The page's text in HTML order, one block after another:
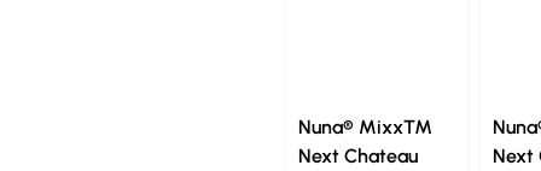
Nuna® Mixx™
Next Chateau
Next